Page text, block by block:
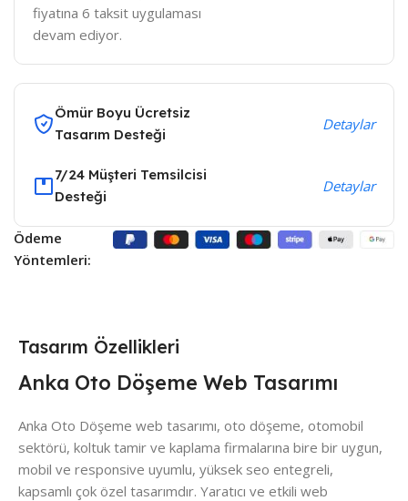
fiyatına 6 taksit uygulaması
devam ediyor.
Ömür Boyu Ücretsiz
Tasarım Desteği
Detaylar
7/24 Müşteri Temsilcisi
Desteği
Detaylar
Ödeme
Yöntemleri:
Tasarım Özellikleri
Anka Oto Döşeme Web Tasarımı
Anka Oto Döşeme web tasarımı, oto döşeme, otomobil
sektörü, koltuk tamir ve kaplama firmalarına bire bir uygun,
mobil ve responsive uyumlu, yüksek seo entegreli,
kapsamlı çok özel tasarımdır. Yaratıcı ve etkili web